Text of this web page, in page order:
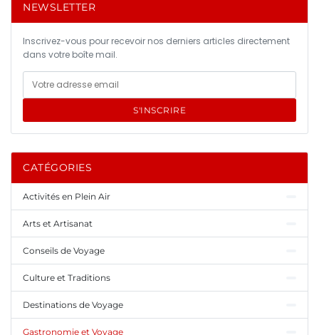
NEWSLETTER
Inscrivez-vous pour recevoir nos derniers articles directement
dans votre boîte mail.
S'INSCRIRE
CATÉGORIES
Activités en Plein Air
Arts et Artisanat
Conseils de Voyage
Culture et Traditions
Destinations de Voyage
Gastronomie et Voyage